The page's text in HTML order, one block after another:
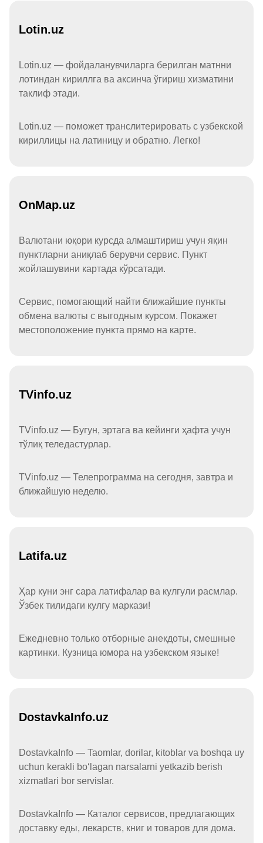
Lotin.uz
Lotin.uz — фойдаланувчиларга берилган матнни
лотиндан кириллга ва аксинча ўгириш хизматини
таклиф этади.
Lotin.uz — поможет транслитерировать с узбекской
кириллицы на латиницу и обратно. Легко!
OnMap.uz
Валютани юқори курсда алмаштириш учун яқин
пунктларни аниқлаб берувчи сервис. Пункт
жойлашувини картада кўрсатади.
Сервис, помогающий найти ближайшие пункты
обмена валюты с выгодным курсом. Покажет
местоположение пункта прямо на карте.
TVinfo.uz
TVinfo.uz — Бугун, эртага ва кейинги ҳафта учун
тўлиқ теледастурлар.
TVinfo.uz — Телепрограмма на сегодня, завтра и
ближайшую неделю.
Latifa.uz
Ҳар куни энг сара латифалар ва кулгули расмлар.
Ўзбек тилидаги кулгу маркази!
Ежедневно только отборные анекдоты, смешные
картинки. Кузница юмора на узбекском языке!
DostavkaInfo.uz
DostavkaInfo — Taomlar, dorilar, kitoblar va boshqa uy
uchun kerakli boʻlagan narsalarni yetkazib berish
xizmatlari bor servislar.
DostavkaInfo — Каталог сервисов, предлагающих
доставку еды, лекарств, книг и товаров для дома.